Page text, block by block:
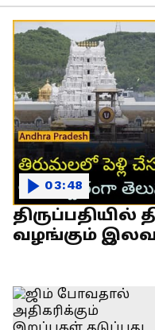
திருப்பதியில்
வழங்கும்
03:48